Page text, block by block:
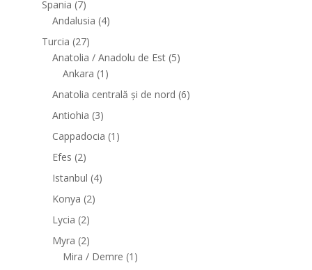
Spania (7)
Andalusia (4)
Turcia (27)
Anatolia / Anadolu de Est(5)
Ankara (1)
Anatolia centrală și de nord (6)
Antiohia (3)
Cappadocia (1)
Efes (2)
Istanbul (4)
Konya (2)
Lycia (2)
Myra (2)
Mira / Demre (1)